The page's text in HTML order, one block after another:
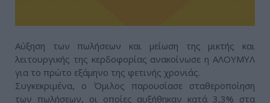
Αύξηση των πωλήσεων και μείωση της μικτής και
λειτουργικής της κερδοφορίας ανακοίνωσε η ΑΛΟΥΜΥΛ
για το πρώτο εξάμηνο της φετινής χρονιάς.
Συγκεκριμένα, ο Όμιλος παρουσίασε σταθεροποίηση
των πωλήσεων, οι οποίες αυξήθηκαν κατά 3,3% στα